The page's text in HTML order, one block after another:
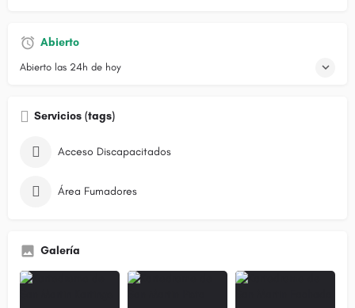
Abierto
Abierto las 24h de hoy
Servicios (tags)
Acceso Discapacitados
Área Fumadores
Galería